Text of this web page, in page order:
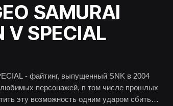
SAMURAI
V SPECIAL
- файтинг, выпущенный SNK в 2004
любимых персонажей, в том числе прошлых